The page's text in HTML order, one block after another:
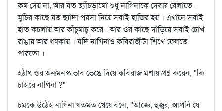
কম দেয় না, আর যত ছ্যাঁচড়ামো শুধু নাগিনাকে দেবার বেলাতে -
মুচির কাছে যত ছ্যাঁদা পয়সা নিয়ে সবাই হাজির হয় । এখানে সবাই
হাত কচলায় আর কাঁচুমাচু করে - আর ওর কাছে দাঁড়িয়ে সবাই চোখ
রাঙায় আর ধমকায় । যদি নাগিনাও কবিরাজীটা শিখে ফেলতে
পারতো ।
হঠাৎ ওর অন্যমনস্ক ভাব ভেঙে দিয়ে কবিরাজ মশায় প্রশ্ন করেন, "কি
চাইরে নাগিনা ?"
চমকে উঠেই নাগিনা থতমত খেয়ে বলে, "আজ্ঞে, হুজুর, আপনি যে